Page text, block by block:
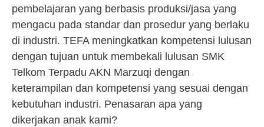
pembelajaran yang berbasis produksi/jasa yang
mengacu pada standar dan prosedur yang berlaku
di industri. TEFA meningkatkan kompetensi lulusan
dengan tujuan untuk membekali lulusan SMK
Telkom Terpadu AKN Marzuqi dengan
keterampilan dan kompetensi yang sesuai dengan
kebutuhan industri. Penasaran apa yang
dikerjakan anak kami?